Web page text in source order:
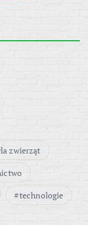
zwierząt
technologie